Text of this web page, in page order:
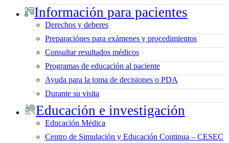
Información para pacientes
Derechos y deberes
Preparaciónes para exámenes y procedimientos
Consultar resultados médicos
Programas de educación al paciente
Ayuda para la toma de decisiones o PDA
Durante su visita
Educación e investigación
Educación Médica
Centro de Simulación y Educación Continua – CESEC